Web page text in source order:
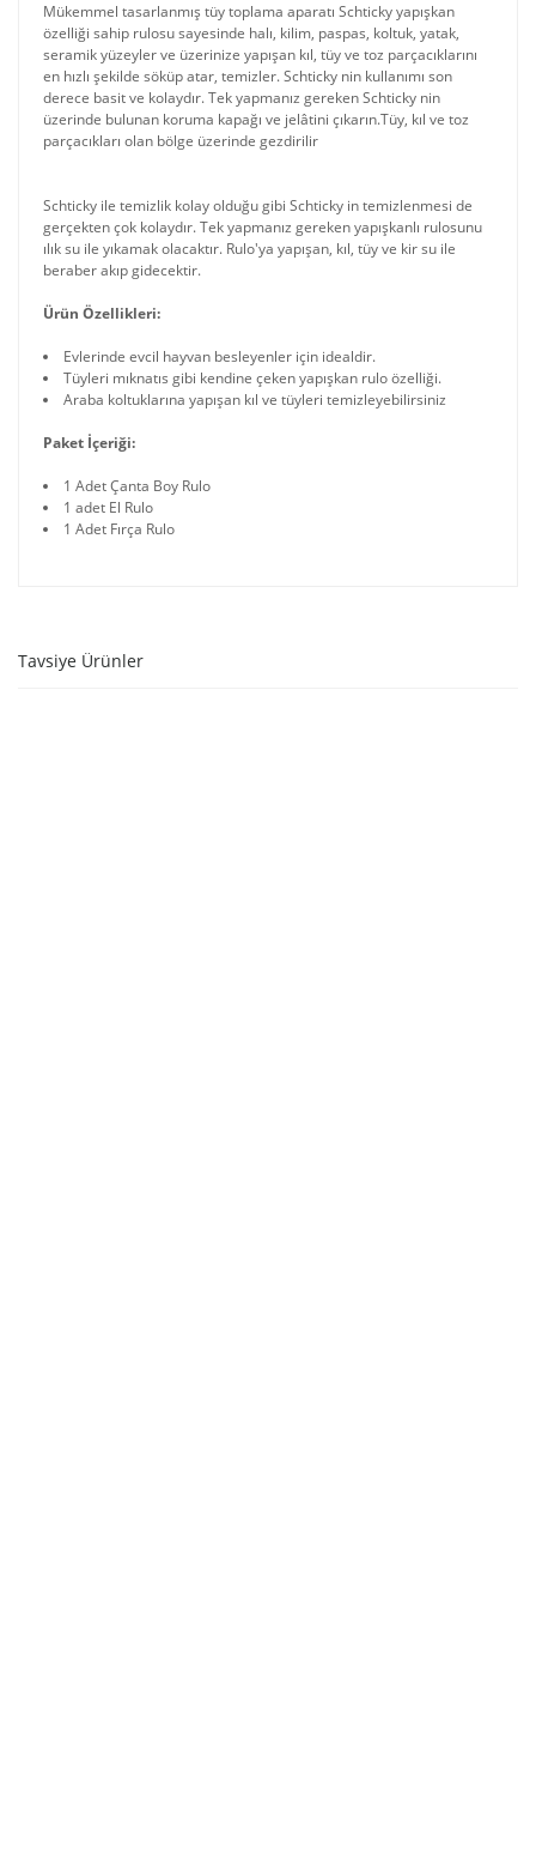
Mükemmel tasarlanmış tüy toplama aparatı Schticky yapışkan
özelliği sahip rulosu sayesinde halı, kilim, paspas, koltuk, yatak,
seramik yüzeyler ve üzerinize yapışan kıl, tüy ve toz parçacıklarını
en hızlı şekilde söküp atar, temizler. Schticky nin kullanımı son
derece basit ve kolaydır. Tek yapmanız gereken Schticky nin
üzerinde bulunan koruma kapağı ve jelâtini çıkarın.Tüy, kıl ve toz
parçacıkları olan bölge üzerinde gezdirilir
Schticky ile temizlik kolay olduğu gibi Schticky in temizlenmesi de
gerçekten çok kolaydır. Tek yapmanız gereken yapışkanlı rulosunu
ılık su ile yıkamak olacaktır. Rulo'ya yapışan, kıl, tüy ve kir su ile
beraber akıp gidecektir.
Ürün Özellikleri:
Evlerinde evcil hayvan besleyenler için idealdir.
Tüyleri mıknatıs gibi kendine çeken yapışkan rulo özelliği.
Araba koltuklarına yapışan kıl ve tüyleri temizleyebilirsiniz
Paket İçeriği:
1 Adet Çanta Boy Rulo
1 adet El Rulo
1 Adet Fırça Rulo
Tavsiye Ürünler